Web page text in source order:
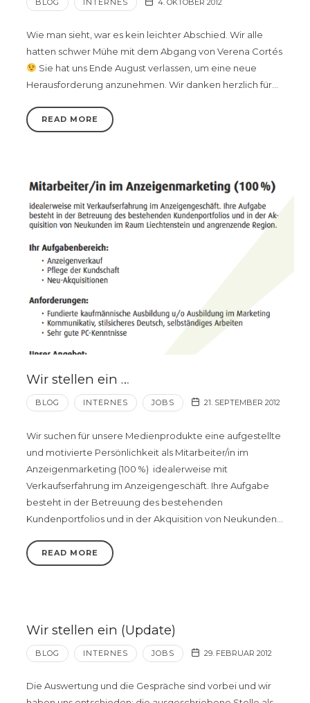
Wie man sieht, war es kein leichter Abschied. Wir alle
hatten schwer Mühe mit dem Abgang von Verena Cortés
Sie hat uns Ende August verlassen, um eine neue
Herausforderung anzunehmen. Wir danken herzlich für…
READ MORE
Wir stellen ein …
BLOG INTERNES JOBS 21. SEPTEMBER 2012
Wir suchen für unsere Medienprodukte eine aufgestellte
und motivierte Persönlichkeit als Mitarbeiter/in im
Anzeigenmarketing (100 %) idealerweise mit
Verkaufserfahrung im Anzeigengeschäft. Ihre Aufgabe
besteht in der Betreuung des bestehenden
Kundenportfolios und in der Akquisition von Neukunden…
READ MORE
Wir stellen ein (Update)
BLOG INTERNES JOBS 29. FEBRUAR 2012
Die Auswertung und die Gespräche sind vorbei und wir